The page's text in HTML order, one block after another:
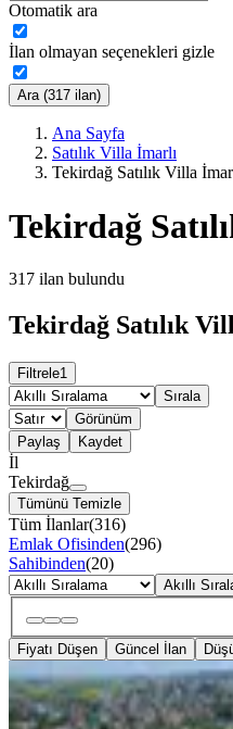
Otomatik ara
İlan olmayan seçenekleri gizle
Ara (317 ilan)
Ana Sayfa
Satılık Villa İmarlı
Tekirdağ Satılık Villa
Tekirdağ
317 ilan bulundu
Tekirdağ Satılık
Filtrele1
Sırala
Görünüm
Paylaş
Kaydet
İl
Tekirdağ
Tümünü Temizle
Tüm İlanlar(316)
Emlak Ofisinden(296)
Sahibinden(20)
Akıllı
Fiyatı Düşen Güncel İlan
YENİ
Tekirdağ
İmarlı/